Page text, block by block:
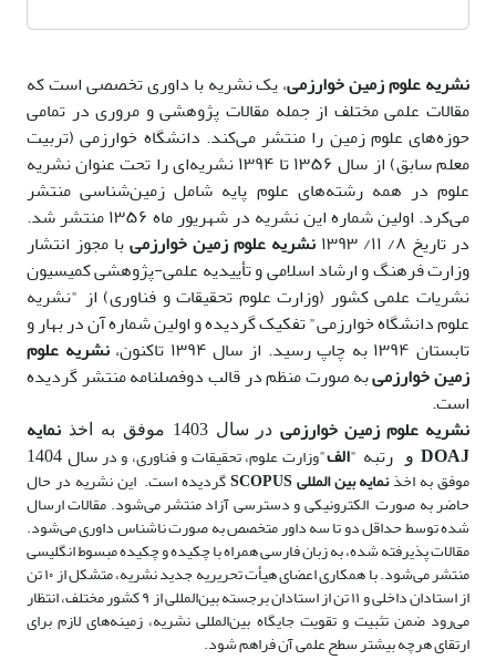
نشریه علوم زمین خوارزمی، یک نشریه با داوری تخصصی است که
مقالات علمی مختلف از جمله مقالات پژوهشی و مروری در تمامی
حوزه‌های علوم زمین را منتشر می‌کند. دانشگاه خوارزمی (تربیت
معلم سابق) از سال ۱۳۵۶ تا ۱۳۹۴ نشریه‌ای را تحت عنوان نشریه
علوم در همه رشته‌های علوم پایه شامل زمین‌شناسی منتشر
می‌کرد.
اولین شماره این نشریه در شهریور ماه ۱۳۵۶ منتشر شد.
در تاریخ ۸/ ۱۱/ ۱۳۹۳
نشریه علوم زمین خوارزمیبا مجوز انتشار
وزارت فرهنگ و ارشاد اسلامی و تأییدیه علمی-پژوهشی کمیسیون
نشریات علمی کشور (وزارت علوم تحقیقات و فناوری) از "نشریه
علوم دانشگاه خوارزمی" تفکیک گردیده و اولین شماره آن در بهار و
تابستان ۱۳۹۴ به چاپ رسید.
از سال ۱۳۹۴ تاکنون،
نشریه علوم
زمین خوارزمیبه صورت منظم در قالب دوفصلنامه منتشر گردیده
است.
نشریه علوم زمین خوارزمیدر سال 1403 موفق به اخذ
نمایه
DOAJ ورتبه "الف"وزارت علوم، تحقیقات و فناوری، و درسال 1404
موفق به اخذنمایه بین المللی SCOPUS گردیده است. این نشریه در حال
حاضر به صورت الکترونیکی و دسترسی آزاد منتشر می‌شود. مقالات ارسال
شده توسط حداقل دو تا سه داور متخصص به صورت ناشناس داوری می‌شود.
مقالات پذیرفته شده، به زبان فارسی همراه با چکیده و چکیده مبسوط انگلیسی
منتشر می‌شود. با همکاری اعضای هیأت تحریریه جدید نشریه، متشکل از ۱۰ تن
از استادان داخلی و ۱۱ تن از استادان برجسته بین‌المللی از ۹ کشور مختلف، انتظار
می‌رود ضمن تثبیت و تقویت جایگاه بین‌المللی نشریه، زمینه‌های لازم برای
ارتقای هرچه بیشتر سطح علمی آن فراهم شود.